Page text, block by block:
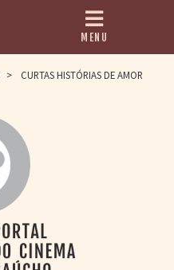
MENU
> CURTAS HISTÓRIAS DE AMOR